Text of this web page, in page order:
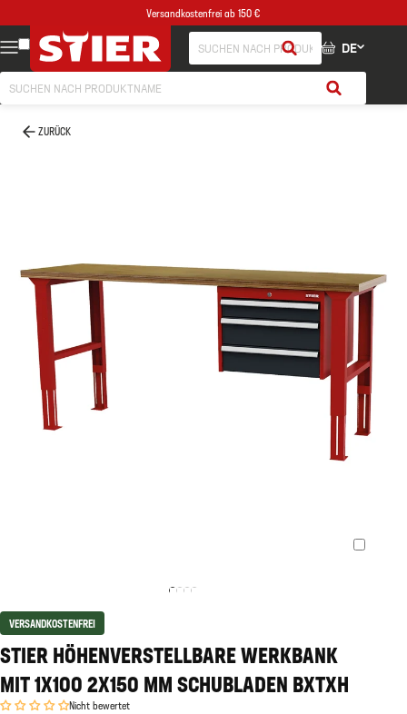
Versandkostenfrei ab 150 €
DE
ZURÜCK
VERSANDKOSTENFREI
STIER HÖHENVERSTELLBARE WERKBANK
MIT 1X100 2X150 MM SCHUBLADEN BXTXH
Nicht bewertet